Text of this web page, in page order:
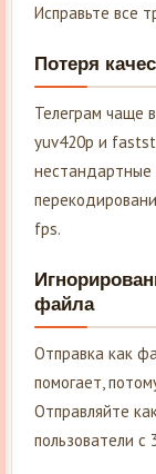
Исправьте все
Потеря
Телеграм чаще
yuv420p и
нестандартные
fps.
файла
Отправка как
помогает,
Отправляйте
пользователи с